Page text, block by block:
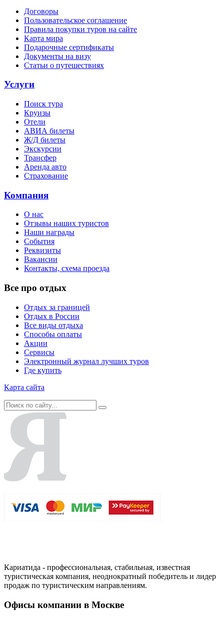
Договоры
Пользовательское соглашение
Правила покупки туров на сайте
Карта мира
Подарочные сертификаты
Документы на визу
Статьи о путешествиях
Услуги
Поиск тура
Круизы
Отели
АВИА билеты
Ж/Д билеты
Экскурсии
Трансфер
Аренда авто
Страхование
Компания
О нас
Отзывы наших туристов
Наши награды
События
Реквизиты
Вакансии
Контакты, схема проезда
Все про отдых
Отдых за границей
Отдых в России
Все виды отдыха
Способы оплаты
Акции
Сервисы
Электронный журнал лучших туров
Где купить
Карта сайта
Кариатида - профессиональная, стабильная, известная
туристическая компания, неоднократный победитель и лидер
продаж по туристическим направлениям.
Офисы компании в Москве